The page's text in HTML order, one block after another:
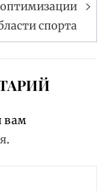
оптимизации
спорта
вам
.